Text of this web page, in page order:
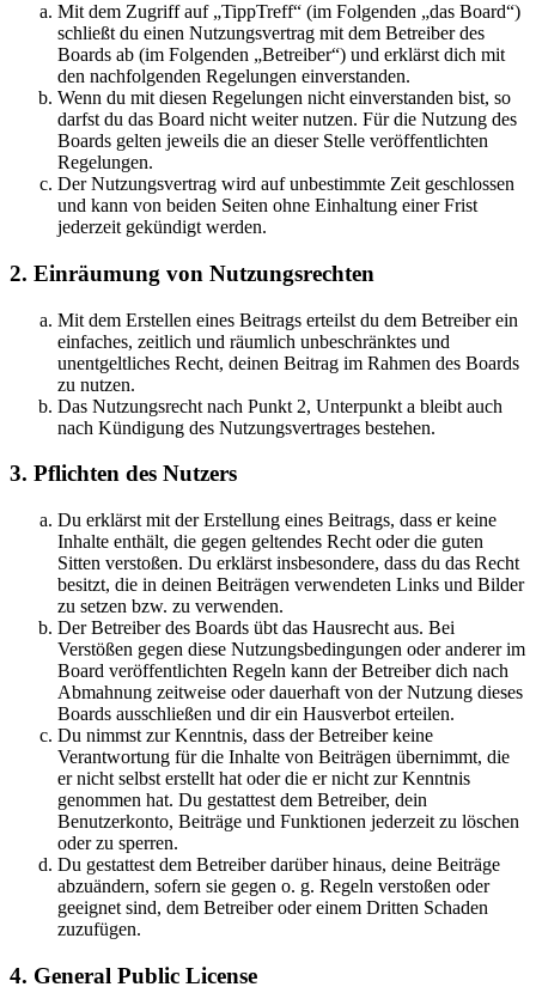
Mit dem Zugriff auf „TippTreff“ (im Folgenden „das Board“)
schließt du einen Nutzungsvertrag mit dem Betreiber des
Boards ab (im Folgenden „Betreiber“) und erklärst dich mit
den nachfolgenden Regelungen einverstanden.
Wenn du mit diesen Regelungen nicht einverstanden bist, so
darfst du das Board nicht weiter nutzen. Für die Nutzung des
Boards gelten jeweils die an dieser Stelle veröffentlichten
Regelungen.
Der Nutzungsvertrag wird auf unbestimmte Zeit geschlossen
und kann von beiden Seiten ohne Einhaltung einer Frist
jederzeit gekündigt werden.
2. Einräumung von Nutzungsrechten
Mit dem Erstellen eines Beitrags erteilst du dem Betreiber ein
einfaches, zeitlich und räumlich unbeschränktes und
unentgeltliches Recht, deinen Beitrag im Rahmen des Boards
zu nutzen.
Das Nutzungsrecht nach Punkt 2, Unterpunkt a bleibt auch
nach Kündigung des Nutzungsvertrages bestehen.
3. Pflichten des Nutzers
Du erklärst mit der Erstellung eines Beitrags, dass er keine
Inhalte enthält, die gegen geltendes Recht oder die guten
Sitten verstoßen. Du erklärst insbesondere, dass du das Recht
besitzt, die in deinen Beiträgen verwendeten Links und Bilder
zu setzen bzw. zu verwenden.
Der Betreiber des Boards übt das Hausrecht aus. Bei
Verstößen gegen diese Nutzungsbedingungen oder anderer im
Board veröffentlichten Regeln kann der Betreiber dich nach
Abmahnung zeitweise oder dauerhaft von der Nutzung dieses
Boards ausschließen und dir ein Hausverbot erteilen.
Du nimmst zur Kenntnis, dass der Betreiber keine
Verantwortung für die Inhalte von Beiträgen übernimmt, die
er nicht selbst erstellt hat oder die er nicht zur Kenntnis
genommen hat. Du gestattest dem Betreiber, dein
Benutzerkonto, Beiträge und Funktionen jederzeit zu löschen
oder zu sperren.
Du gestattest dem Betreiber darüber hinaus, deine Beiträge
abzuändern, sofern sie gegen o. g. Regeln verstoßen oder
geeignet sind, dem Betreiber oder einem Dritten Schaden
zuzufügen.
4. General Public License